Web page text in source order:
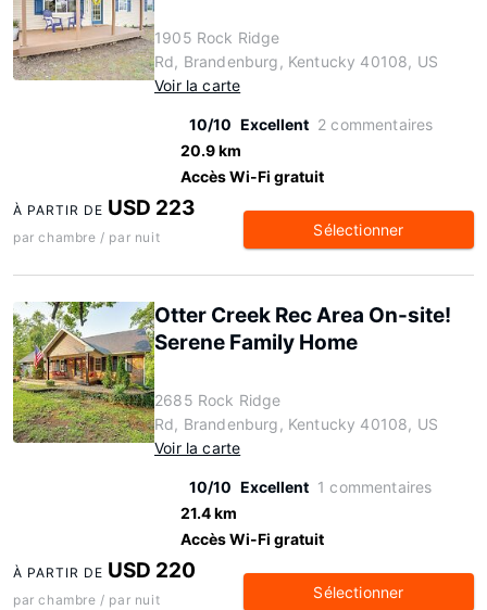
1905 Rock Ridge
Rd, Brandenburg, Kentucky 40108, US
Voir la carte
10/10 Excellent 2 commentaires
20.9 km
Accès Wi-Fi gratuit
À PARTIR DE USD 223
par chambre / par nuit Sélectionner
Otter Creek Rec Area On-site!
Serene Family Home
2685 Rock Ridge
Rd, Brandenburg, Kentucky 40108, US
Voir la carte
10/10 Excellent 1 commentaires
21.4 km
Accès Wi-Fi gratuit
À PARTIR DE USD 220
par chambre / par nuit Sélectionner